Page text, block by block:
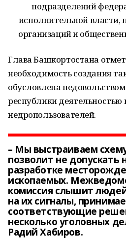
подразделений
исполнительной власти,
организаций и
Глава Башкортостана
необходимость создания
обусловлена
республики деятельностью
недропользователей.
– Мы выстраиваем
позволит не допускать
разработке
ископаемых.
комиссия слышит
на их сигналы,
соответствующие
несколько уголовных
Радий Хабиров.